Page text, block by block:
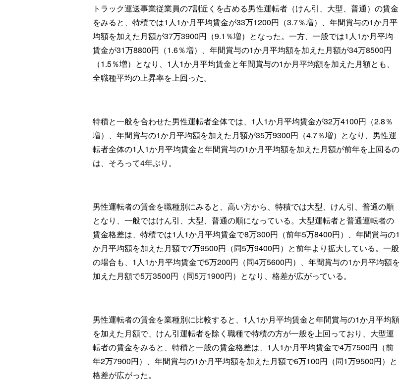
トラック運送事業従業員の7割近くを占める男性運転者（けん引、大型、普通）の賃金
をみると、特積では1人1か月平均賃金が33万1200円（3.7％増）、年間賞与の1か月平
均額を加えた月額が37万3900円（9.1％増）となった。一方、一般では1人1か月平均
賃金が31万8800円（1.6％増）、年間賞与の1か月平均額を加えた月額が34万8500円
（1.5％増）となり、1人1か月平均賃金と年間賞与の1か月平均額を加えた月額とも、
全職種平均の上昇率を上回った。
特積と一般を合わせた男性運転者全体では、1人1か月平均賃金が32万4100円（2.8％
増）、年間賞与の1か月平均額を加えた月額が35万9300円（4.7％増）となり、男性運
転者全体の1人1か月平均賃金と年間賞与の1か月平均額を加えた月額が前年を上回るの
は、そろって4年ぶり。
男性運転者の賃金を職種別にみると、高い方から、特積では大型、けん引、普通の順
となり、一般ではけん引、大型、普通の順になっている。大型運転者と普通運転者の
賃金格差は、特積では1人1か月平均賃金で8万300円（前年5万8400円）、年間賞与の1
か月平均額を加えた月額で7万9500円（同5万9400円）と前年より拡大している。一般
の場合も、1人1か月平均賃金で5万200円（同4万5600円）、年間賞与の1か月平均額を
加えた月額で5万3500円（同5万1900円）となり、格差が広がっている。
男性運転者の賃金を業種別に比較すると、1人1か月平均賃金と年間賞与の1か月平均額
を加えた月額で、けん引運転者を除く職種で特積の方が一般を上回っており、大型運
転者の賃金をみると、特積と一般の賃金格差は、1人1か月平均賃金で4万7500円（前
年2万7900円）、年間賞与の1か月平均額を加えた月額で6万100円（同1万9500円）と
格差が広がった。